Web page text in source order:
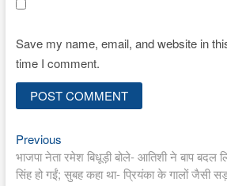
Save my name, email, and website in
time I comment.
Post
navigation
PreviousPrevious
post:
भाजपा नेता रमेश बिधूड़ी बोले- आतिशी ने बाप बदल
सिंह हो गईं; सुबह कहा था- प्रियंका के गालों जैसी